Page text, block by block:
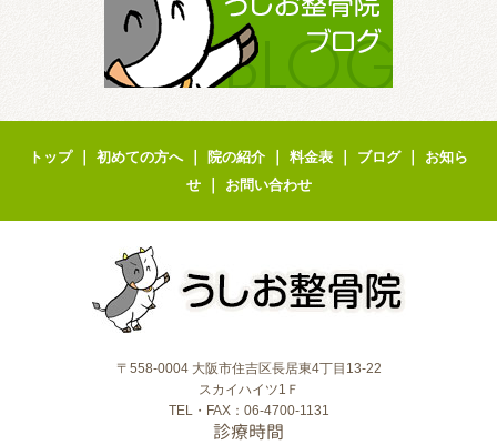
トップ｜ 初めての方へ｜ 院の紹介 ｜ 料金表 ｜ ブログ｜ お知ら
せ｜ お問い合わせ
〒558-0004 大阪市住吉区長居東4丁目13-22
スカイハイツ1Ｆ
TEL・FAX：06-4700-1131
診療時間